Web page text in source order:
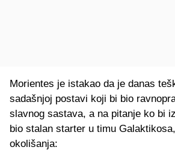
Morientes je istakao da je danas
sadašnjoj postavi koji bi bio
slavnog sastava, a na pitanje ko bi
bio stalan starter u timu
okolišanja: